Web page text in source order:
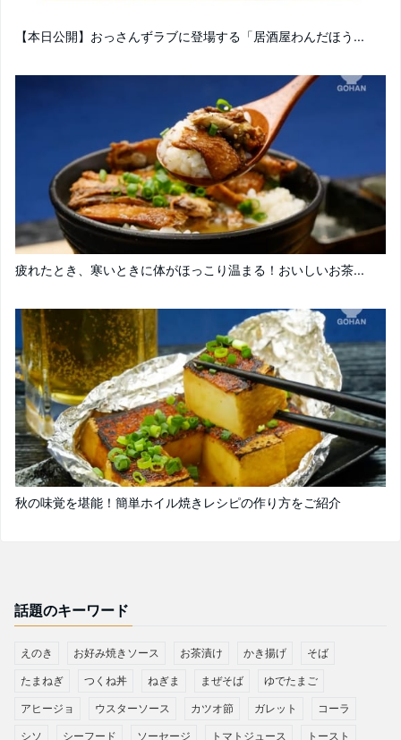
【本日公開】おっさんずラブに登場する「居酒屋わんだほう...
疲れたとき、寒いときに体がほっこり温まる！おいしいお茶...
秋の味覚を堪能！簡単ホイル焼きレシピの作り方をご紹介
話題のキーワード
えのき お好み焼きソース お茶漬け かき揚げ そば
たまねぎ つくね丼 ねぎま まぜそば ゆでたまご
アヒージョ ウスターソース カツオ節 ガレット コーラ
シソ シーフード ソーセージ トマトジュース トースト